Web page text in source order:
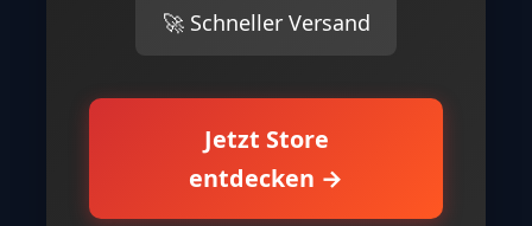
🚀 Schneller Versand
Jetzt Store
entdecken →